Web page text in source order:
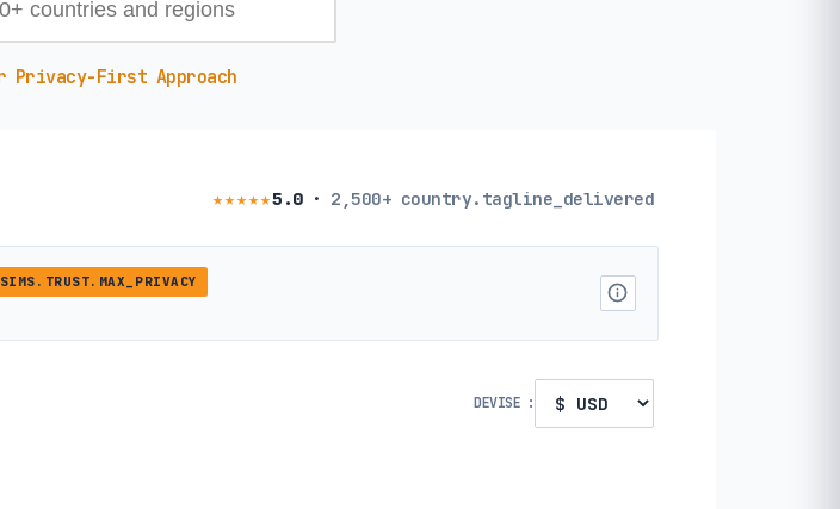
Privacy-First Approach
★★★★★5.0· 2,500+ country.tagline_delivered
DEVISE :